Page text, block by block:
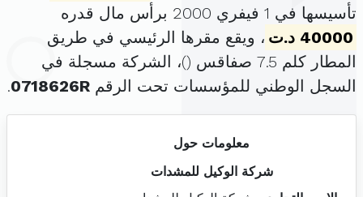
تأسيسها في 1 فيفري 2000 برأس مال قدره
40000 د.ت
، ويقع مقرها الرئيسي في طريق
المطار كلم 7.5 صفاقس (
)، الشركة مسجلة في
السجل الوطني للمؤسسات تحت الرقم 0718626R
.
معلومات حول
شركة الوكيل للمشدات